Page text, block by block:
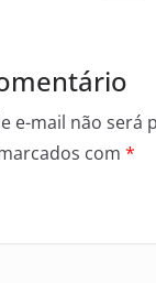
e-mail não será
com *